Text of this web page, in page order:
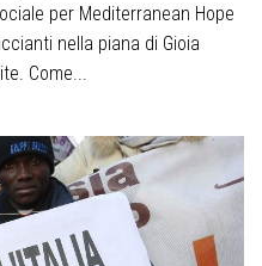
per Mediterranean Hope
nella piana di Gioia
Come...